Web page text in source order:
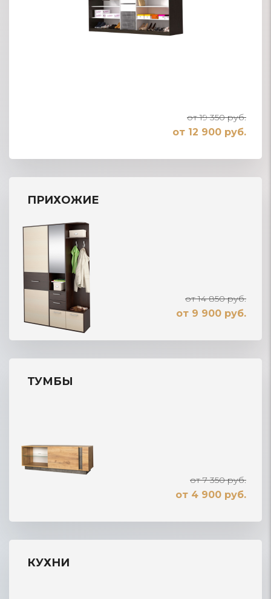
от 19 350 руб.
от 12 900 руб.
ПРИХОЖИЕ
от 14 850 руб.
от 9 900 руб.
ТУМБЫ
от 7 350 руб.
от 4 900 руб.
КУХНИ